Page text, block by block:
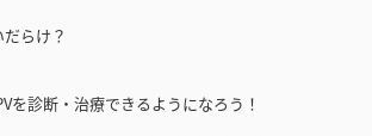
らけ？
を診断・治療できるようになろう！